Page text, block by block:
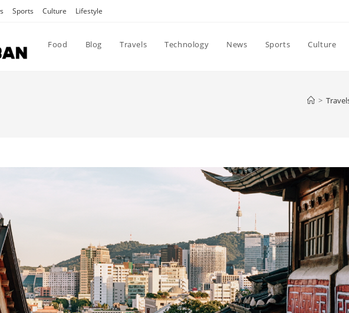
Sports Culture Lifestyle
Food Blog Travels Technology News Sports Culture
>